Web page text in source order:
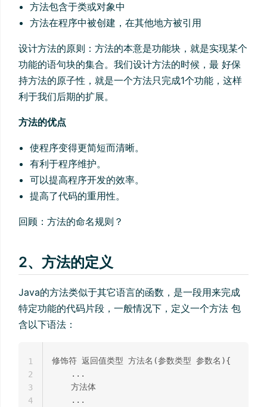
方法包含于类或对象中
方法在程序中被创建，在其他地方被引用
设计方法的原则：方法的本意是功能块，就是实现某个
功能的语句块的集合。我们设计方法的时候，最 好保
持方法的原子性，就是一个方法只完成1个功能，这样
利于我们后期的扩展。
方法的优点
使程序变得更简短而清晰。
有利于程序维护。
可以提高程序开发的效率。
提高了代码的重用性。
回顾：方法的命名规则？
2、方法的定义
Java的方法类似于其它语言的函数，是一段用来完成
特定功能的代码片段，一般情况下，定义一个方法 包
含以下语法：
修饰符 返回值类型 方法名(参数类型 参数名){
    ...
    方法体
    ...
1
2
3
4